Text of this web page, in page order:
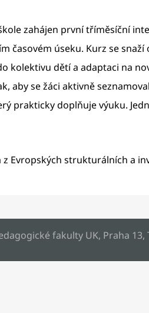
zahájen první tříměsíční
časovém úseku. Kurz se
kolektivu dětí a adaptaci na
aby se žáci aktivně
prakticky doplňuje výuku.
Evropských strukturálních a
fakulty UK, Praha 13,